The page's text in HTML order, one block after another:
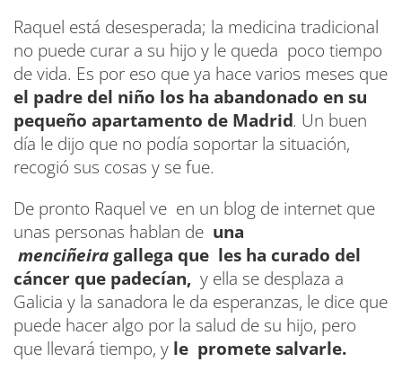
Raquel está desesperada; la medicina tradicional
no puede curar a su hijo y le queda poco tiempo
de vida. Es por eso que ya hace varios meses que
el padre del niño los ha abandonado en su
pequeño apartamento de Madrid. Un buen
día le dijo que no podía soportar la situación,
recogió sus cosas y se fue.
De pronto Raquel ve en un blog de internet que
unas personas hablan de una
menciñeiragallega que les ha curado del
cáncer que padecían, y ella se desplaza a
Galicia y la sanadora le da esperanzas, le dice que
puede hacer algo por la salud de su hijo, pero
que llevará tiempo, y le promete salvarle.